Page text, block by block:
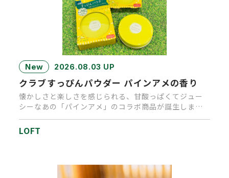
New 2026.08.03 UP
クラブすっぴんパウダー パインアメの香り
懐かしさと楽しさを感じられる、甘酸っぱくてジュー
シーなあの「パインアメ」のコラボ商品が誕生しまし
た。キャンディを思わせる…
LOFT